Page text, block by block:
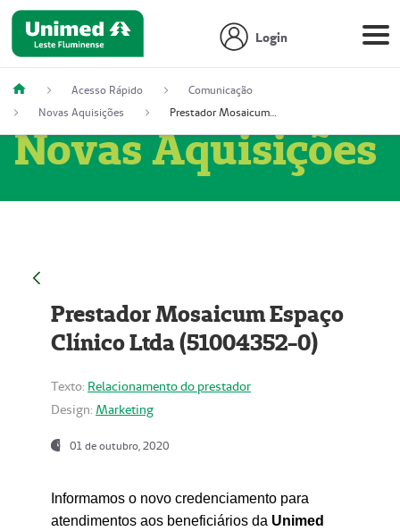
Login
Acesso Rápido
Comunicação
Novas Aquisições
Prestador Mosaicum Espaço Clínico Ltda (51004352-0)
Novas Aquisições
Prestador Mosaicum Espaço
Clínico Ltda (51004352-0)
Texto: Relacionamento do prestador
Design: Marketing
01 de outubro, 2020
Informamos o novo credenciamento para
atendimentos aos beneficiários da Unimed